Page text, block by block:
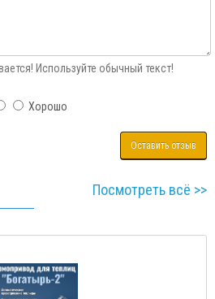
Используйте обычный текст!
Хорошо
Оставить отзыв
Посмотреть всё >>